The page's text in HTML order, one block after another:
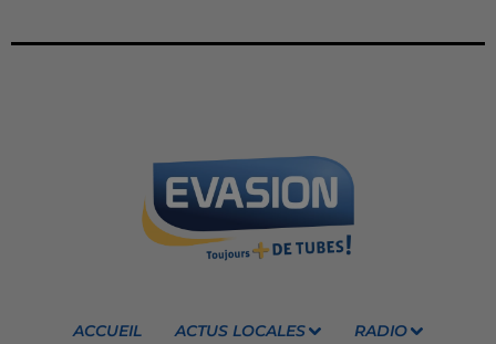
ACCUEIL ACTUS LOCALES RADIO